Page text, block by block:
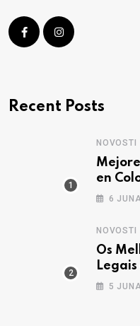
Recent Posts
NOVOSTI
en
6
NOVOSTI
Os
5